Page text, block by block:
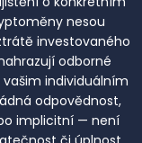
nesou
investovaného
odborné
individuálním
odpovědnost,
implicitní — není